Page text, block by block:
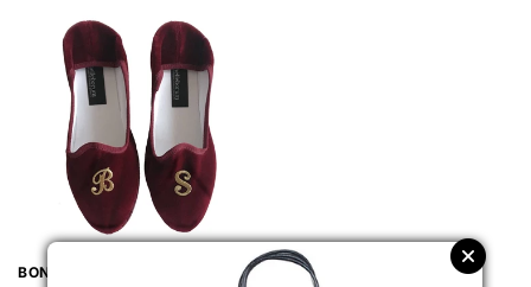
listino
BOND PORPORA